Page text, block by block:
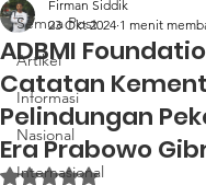
Semua Post
Artikel
Informasi
Nasional
Internasional
ADBMI
Catatan
Pelindungan
Era Prabowo
Firman Siddik
23 Okt 2024 1 menit
Dinilai NaN dari 5